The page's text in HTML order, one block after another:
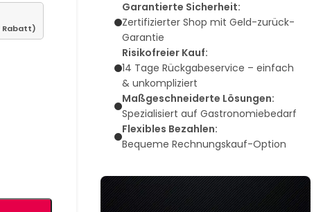
Rabatt)
Garantierte Sicherheit:
Zertifizierter Shop mit Geld-zurück-
Garantie
Risikofreier Kauf:
14 Tage Rückgabeservice – einfach
& unkompliziert
Maßgeschneiderte Lösungen:
Spezialisiert auf Gastronomiebedarf
Flexibles Bezahlen:
Bequeme Rechnungskauf-Option